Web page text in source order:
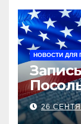
НОВОСТИ ДЛЯ
26